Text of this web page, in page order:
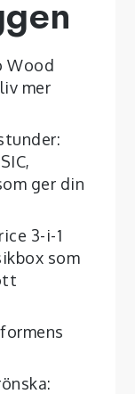
Wood
mer
ger din
3-i-1
som